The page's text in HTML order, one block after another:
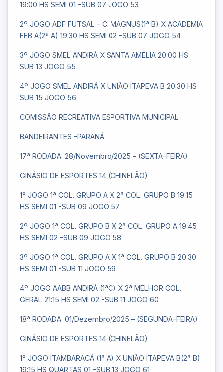
19:00 HS SEMI 01 -SUB 07 JOGO 53
2º JOGO ADF FUTSAL – C. MAGNUS(1ª B) X ACADEMIA
FFB A(2ª A) 19:30 HS SEMI 02 -SUB 07 JOGO 54
3º JOGO SMEL ANDIRÁ X SANTA AMÉLIA 20:00 HS
SUB 13 JOGO 55
4º JOGO SMEL ANDIRÁ X UNIÃO ITAPEVA B 20:30 HS
SUB 15 JOGO 56
COMISSÃO RECREATIVA ESPORTIVA MUNICIPAL
BANDEIRANTES –PARANÁ
17ª RODADA: 28/Novembro/2025 – (SEXTA-FEIRA)
GINÁSIO DE ESPORTES 14 (CHINELÃO)
1° JOGO 1ª COL. GRUPO A X 2ª COL. GRUPO B 19:15
HS SEMI 01 -SUB 09 JOGO 57
2º JOGO 1ª COL. GRUPO B X 2ª COL. GRUPO A 19:45
HS SEMI 02 -SUB 09 JOGO 58
3º JOGO 1ª COL. GRUPO A X 1ª COL. GRUPO B 20:30
HS SEMI 01 -SUB 11 JOGO 59
4º JOGO AABB ANDIRÁ (1ªC) X 2ª MELHOR COL.
GERAL 21:15 HS SEMI 02 -SUB 11 JOGO 60
18ª RODADA: 01/Dezembro/2025 – (SEGUNDA-FEIRA)
GINÁSIO DE ESPORTES 14 (CHINELÃO)
1° JOGO ITAMBARACÁ (1ª A) X UNIÃO ITAPEVA B(2ª B)
19:15 HS QUARTAS 01 -SUB 13 JOGO 61